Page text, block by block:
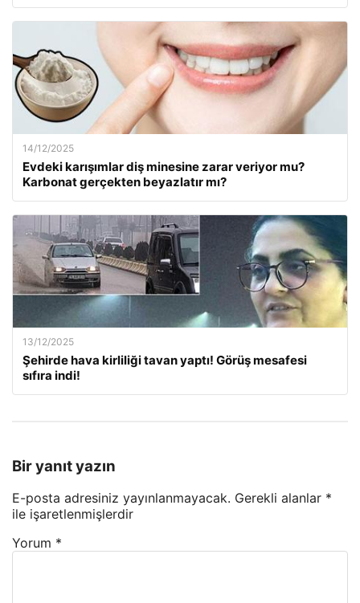
14/12/2025
Evdeki karışımlar diş minesine zarar veriyor mu?
Karbonat gerçekten beyazlatır mı?
13/12/2025
Şehirde hava kirliliği tavan yaptı! Görüş mesafesi
sıfıra indi!
Bir yanıt yazın
E-posta adresiniz yayınlanmayacak. Gerekli alanlar *
ile işaretlenmişlerdir
Yorum *